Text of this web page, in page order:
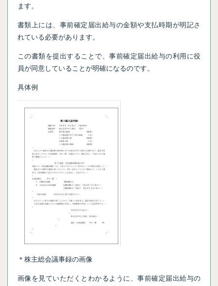
ます。
書類上には、事前確定届出給与の金額や支払時期が明記さ
れている必要があります。
この書類を提出することで、事前確定届出給与の利用に役
員が同意していることが明確になるのです。
具体例
＊株主総会議事録の画像
画像を見ていただくとわかるように、事前確定届出給与の